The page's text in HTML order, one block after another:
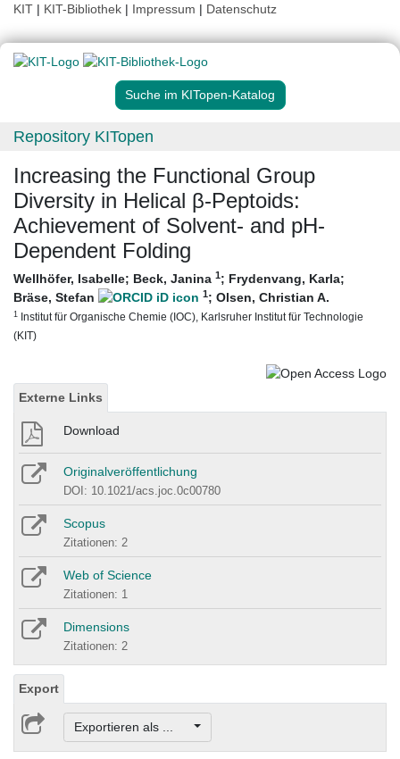
KIT | KIT-Bibliothek | Impressum | Datenschutz
Suche im KITopen-Katalog
Repository KITopen
Increasing the Functional Group
Diversity in Helical β-Peptoids:
Achievement of Solvent- and pH-
Dependent Folding
Wellhöfer, Isabelle; Beck, Janina 1; Frydenvang, Karla;
Bräse, Stefan
1; Olsen, Christian A.
1 Institut für Organische Chemie (IOC), Karlsruher Institut für Technologie
(KIT)
Externe Links
Download
Originalveröffentlichung
DOI: 10.1021/acs.joc.0c00780
Scopus
Zitationen: 2
Web of Science
Zitationen: 1
Dimensions
Zitationen: 2
Export
Exportieren als ...